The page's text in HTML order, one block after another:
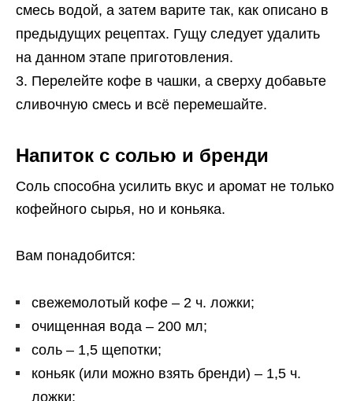
смесь водой, а затем варите так, как описано в
предыдущих рецептах. Гущу следует удалить
на данном этапе приготовления.
Перелейте кофе в чашки, а сверху добавьте
сливочную смесь и всё перемешайте.
Напиток с солью и бренди
Соль способна усилить вкус и аромат не только
кофейного сырья, но и коньяка.
Вам понадобится:
свежемолотый кофе – 2 ч. ложки;
очищенная вода – 200 мл;
соль – 1,5 щепотки;
коньяк (или можно взять бренди) – 1,5 ч.
ложки;